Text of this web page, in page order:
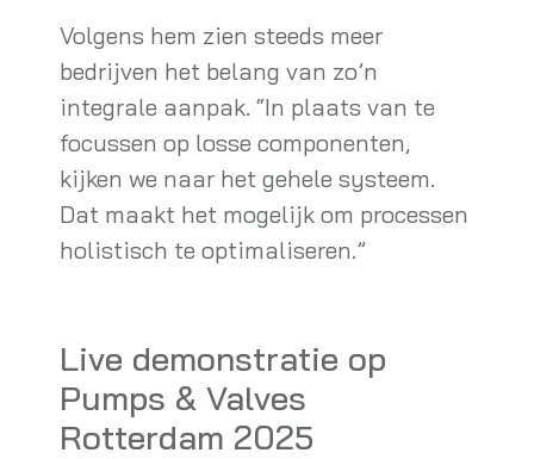
Volgens hem zien steeds meer
bedrijven het belang van zo’n
integrale aanpak. “In plaats van te
focussen op losse componenten,
kijken we naar het gehele systeem.
Dat maakt het mogelijk om processen
holistisch te optimaliseren.”
Live demonstratie op
Pumps & Valves
Rotterdam 2025